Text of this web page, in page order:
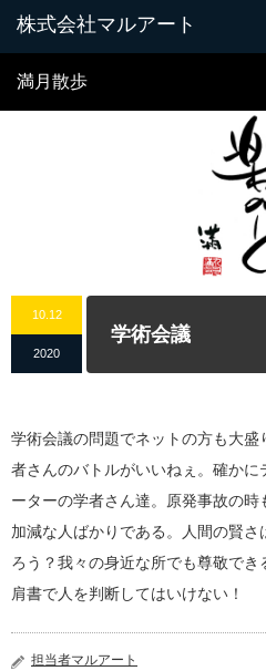
満月散歩
10.12
2020
学術会議
学術会議の問題でネットの方も大
者さんのバトルがいいねぇ。確か
ーターの学者さん達。原発事故の
加減な人ばかりである。人間の賢
ろう？我々の身近な所でも尊敬で
肩書で人を判断してはいけない！
担当者マルアート